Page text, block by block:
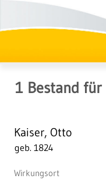
1 Bestand für
Kaiser, Otto
geb. 1824
Wirkungsort